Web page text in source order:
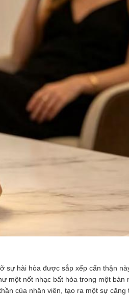
sự hài hòa được sắp xếp cẩn thận
một nốt nhạc bất hòa trong một bản
của nhân viên, tạo ra một sự